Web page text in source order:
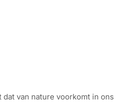
van nature voorkomt in ons